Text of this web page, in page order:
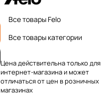
Все товары Felo
Все товары категории
Цена действительна только для
интернет-магазина и может
отличаться от цен в розничных
магазинах